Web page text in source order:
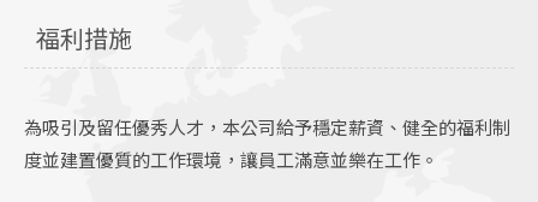
福利措施
為吸引及留任優秀人才，本公司給予穩定薪資、健全的福利制
度並建置優質的工作環境，讓員工滿意並樂在工作。